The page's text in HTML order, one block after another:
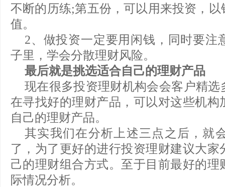
不断的历练;第五份，可以用来投资，
值。
2、做投资一定要用闲钱，同时要注
子里，学会分散理财风险。
最后就是挑选适合自己的理财产品
现在很多投资理财机构会会客户精
在寻找好的理财产品，可以对这些机构
自己的理财产品。
其实我们在分析上述三点之后，就
了，为了更好的进行投资理财建议大
己的理财组合方式。至于目前最好的
际情况分析。